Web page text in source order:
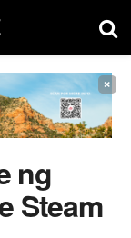
×
ng
Steam